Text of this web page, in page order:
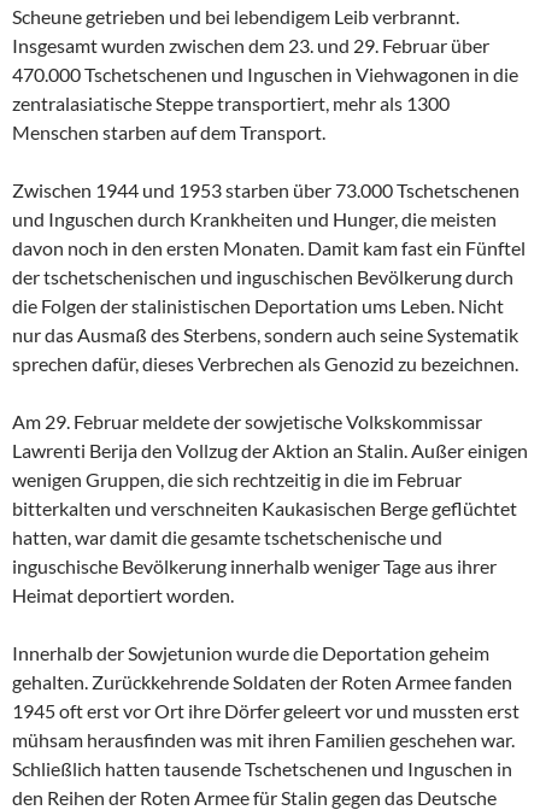
Scheune getrieben und bei lebendigem Leib verbrannt.
Insgesamt wurden zwischen dem 23. und 29. Februar über
470.000 Tschetschenen und Inguschen in Viehwagonen in die
zentralasiatische Steppe transportiert, mehr als 1300
Menschen starben auf dem Transport.
Zwischen 1944 und 1953 starben über 73.000 Tschetschenen
und Inguschen durch Krankheiten und Hunger, die meisten
davon noch in den ersten Monaten. Damit kam fast ein Fünftel
der tschetschenischen und inguschischen Bevölkerung durch
die Folgen der stalinistischen Deportation ums Leben. Nicht
nur das Ausmaß des Sterbens, sondern auch seine Systematik
sprechen dafür, dieses Verbrechen als Genozid zu bezeichnen.
Am 29. Februar meldete der sowjetische Volkskommissar
Lawrenti Berija den Vollzug der Aktion an Stalin. Außer einigen
wenigen Gruppen, die sich rechtzeitig in die im Februar
bitterkalten und verschneiten Kaukasischen Berge geflüchtet
hatten, war damit die gesamte tschetschenische und
inguschische Bevölkerung innerhalb weniger Tage aus ihrer
Heimat deportiert worden.
Innerhalb der Sowjetunion wurde die Deportation geheim
gehalten. Zurückkehrende Soldaten der Roten Armee fanden
1945 oft erst vor Ort ihre Dörfer geleert vor und mussten erst
mühsam herausfinden was mit ihren Familien geschehen war.
Schließlich hatten tausende Tschetschenen und Inguschen in
den Reihen der Roten Armee für Stalin gegen das Deutsche